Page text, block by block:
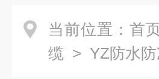
当前位置： 首
缆 > YZ防水